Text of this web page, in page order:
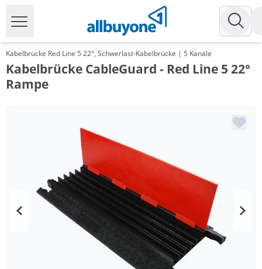
Kabelbrücke Red Line 5 22°, Schwerlast-Kabelbrücke | 5 Kanäle
Kabelbrücke CableGuard - Red Line 5 22°
Rampe